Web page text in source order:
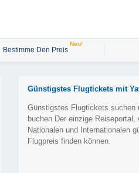
Bestimme Den Preis
Neu!
Günstigstes Flugtickets mit
Günstigstes Flugtickets suchen
buchen.Der einzige Reiseportal,
Nationalen und Internationalen
Flugpreis finden können.